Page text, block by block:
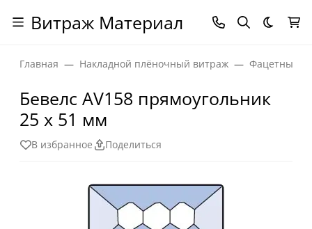
Витраж Материал Темная
Главная Накладной плёночный витраж Фацетные
Бевелс AV158 прямоугольник
25 х 51 мм
В избранное Поделиться